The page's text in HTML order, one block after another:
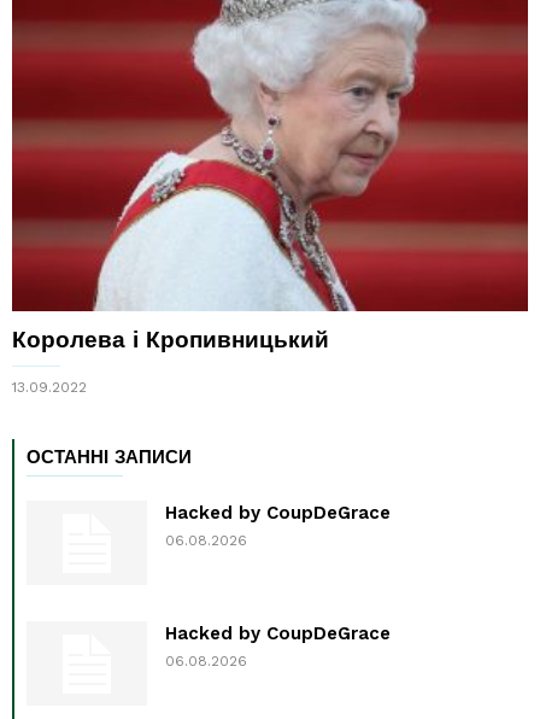
Королева і Кропивницький
13.09.2022
ОСТАННІ ЗАПИСИ
Hacked by CoupDeGrace
06.08.2026
Hacked by CoupDeGrace
06.08.2026